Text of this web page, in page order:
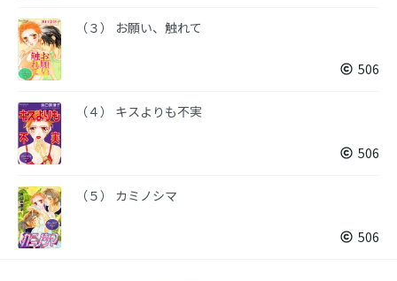
（３） お願い、触れて
506
（４） キスよりも不実
506
（５） カミノシマ
506